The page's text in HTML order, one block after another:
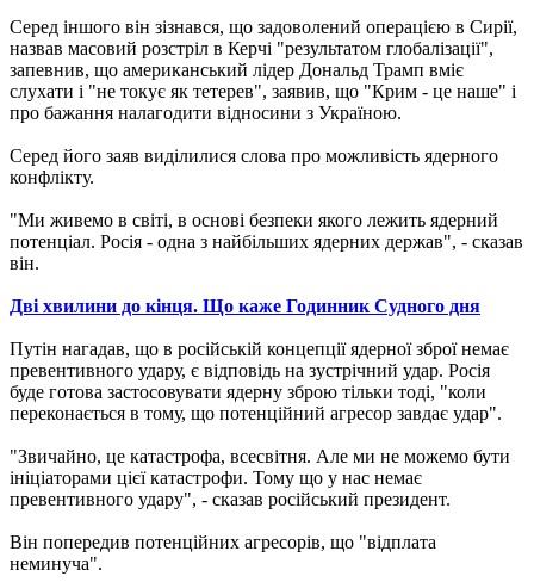
Серед іншого він зізнався, що задоволений операцією в Сирії,
назвав масовий розстріл в Керчі "результатом глобалізації",
запевнив, що американський лідер Дональд Трамп вміє
слухати і "не токує як тетерев", заявив, що "Крим - це наше" і
про бажання налагодити відносини з Україною.
Серед його заяв виділилися слова про можливість ядерного
конфлікту.
"Ми живемо в світі, в основі безпеки якого лежить ядерний
потенціал. Росія - одна з найбільших ядерних держав", - сказав
він.
Дві хвилини до кінця. Що каже Годинник Судного дня
Путін нагадав, що в російській концепції ядерної зброї немає
превентивного удару, є відповідь на зустрічний удар. Росія
буде готова застосовувати ядерну зброю тільки тоді, "коли
переконається в тому, що потенційний агресор завдає удар".
"Звичайно, це катастрофа, всесвітня. Але ми не можемо бути
ініціаторами цієї катастрофи. Тому що у нас немає
превентивного удару", - сказав російський президент.
Він попередив потенційних агресорів, що "відплата
неминуча".